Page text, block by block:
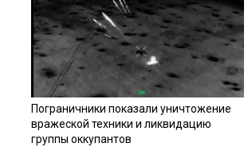
Пограничники показали уничтожение
вражеской техники и ликвидацию
группы оккупантов